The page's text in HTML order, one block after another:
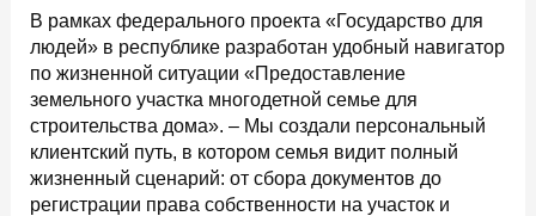
В рамках федерального проекта «Государство для
людей» в республике разработан удобный навигатор
по жизненной ситуации «Предоставление
земельного участка многодетной семье для
строительства дома». – Мы создали персональный
клиентский путь, в котором семья видит полный
жизненный сценарий: от сбора документов до
регистрации права собственности на участок и